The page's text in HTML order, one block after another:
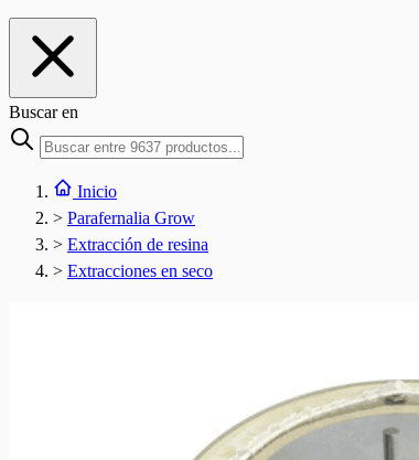
Buscar en
Inicio
> Parafernalia Grow
> Extracción de resina
> Extracciones en seco